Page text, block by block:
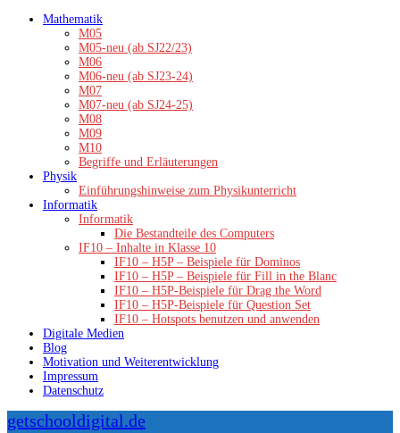
Zum
Mathematik
M05
M05-neu (ab SJ22/23)
M06
M06-neu (ab SJ23-24)
M07
M07-neu (ab SJ24-25)
M08
M09
M10
Begriffe und Erläuterungen
Physik
Einführungshinweise zum Physikunterricht
Informatik
Informatik
Die Bestandteile des Computers
IF10 – Inhalte in Klasse 10
IF10 – H5P – Beispiele für Dominos
IF10 – H5P – Beispiele für Fill in the Blanc
IF10 – H5P-Beispiele für Drag the Word
IF10 – H5P-Beispiele für Question Set
IF10 – Hotspots benutzen und anwenden
Digitale Medien
Blog
Motivation und Weiterentwicklung
Impressum
Datenschutz
getschooldigital.de